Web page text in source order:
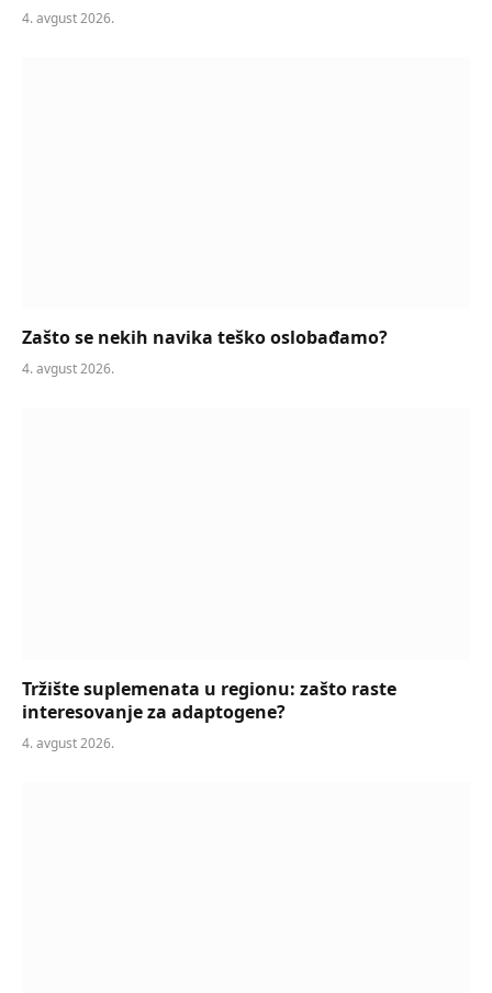
4. avgust 2026.
Zašto se nekih navika teško oslobađamo?
4. avgust 2026.
Tržište suplemenata u regionu: zašto raste
interesovanje za adaptogene?
4. avgust 2026.